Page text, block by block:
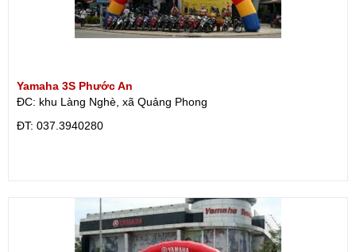
Yamaha 3S Phước An
ĐC: khu Làng Nghè, xã Quảng Phong
ÐT: 037.3940280